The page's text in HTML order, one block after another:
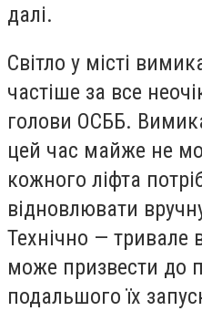
далі.
Світло у місті
частіше за все
голови ОСББ.
цей час майже не
кожного ліфта
відновлювати
Технічно — тривале
може призвести до
подальшого їх